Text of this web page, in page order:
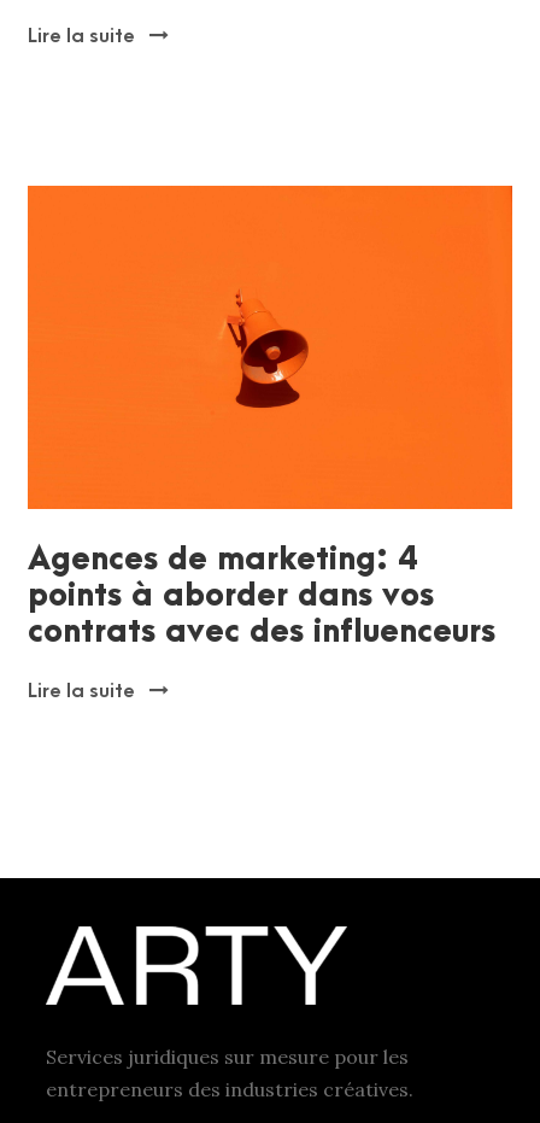
Lire la suite
Agences de marketing: 4
points à aborder dans vos
contrats avec des influenceurs
Lire la suite
Services juridiques sur mesure pour les
entrepreneurs des industries créatives.